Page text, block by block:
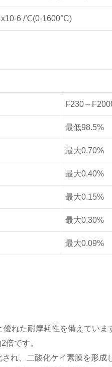
6 /℃(0-1600°C)
F230～
最低98.5%
最大0.70%
最大0.40%
最大0.15%
最大0.30%
最大0.09%
れた耐摩耗性を備えてい
です。
れ、二酸化ケイ素膜を形